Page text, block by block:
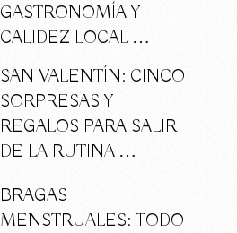
GASTRONOMÍA Y
CALIDEZ LOCAL …
SAN VALENTÍN: CINCO
SORPRESAS Y
REGALOS PARA SALIR
DE LA RUTINA …
BRAGAS
MENSTRUALES: TODO